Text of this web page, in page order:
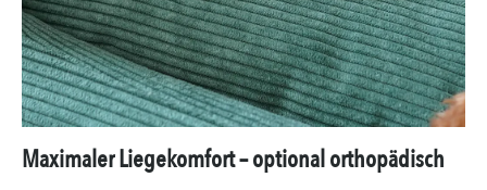
Maximaler Liegekomfort – optional orthopädisch